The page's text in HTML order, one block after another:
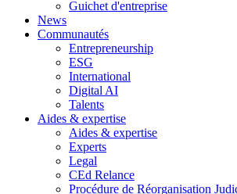
Guichet d'entreprise
News
Communautés
Entrepreneurship
ESG
International
Digital AI
Talents
Aides & expertise
Aides & expertise
Experts
Legal
CEd Relance
Procédure de Réorganisation